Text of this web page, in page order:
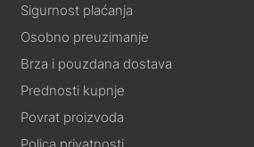
Sigurnost plaćanja
Osobno preuzimanje
Brza i pouzdana dostava
Prednosti kupnje
Povrat proizvoda